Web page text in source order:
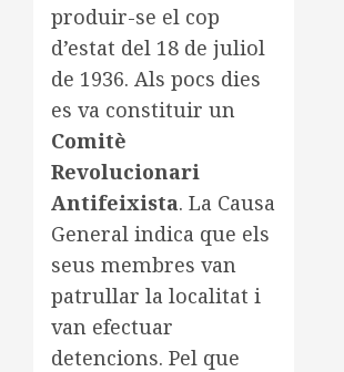
produir-se el cop
d’estat del 18 de juliol
de 1936. Als pocs dies
es va constituir un
Comitè
Revolucionari
Antifeixista. La Causa
General indica que els
seus membres van
patrullar la localitat i
van efectuar
detencions. Pel que